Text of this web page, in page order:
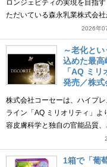
ロンジェビティの実現を目指
ただいている森永乳業株式会
2026年
～老化と
込めた最
「AQ ミ
発売／株式
株式会社コーセーは、ハイプ
ライン「AQ ミリオリティ」
容皮膚科学と独自の官能品質
1箱で「葡